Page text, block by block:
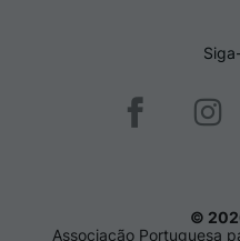
©
Associação Portuguesa